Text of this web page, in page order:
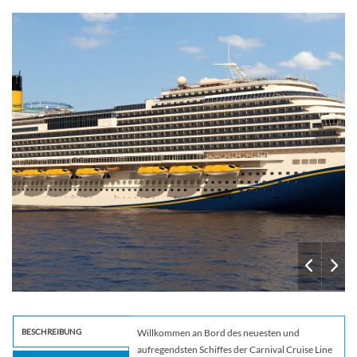
seafood-shack-1
BESCHREIBUNG
Willkommen an Bord des neuesten und
aufregendsten Schiffes der Carnival Cruise Line